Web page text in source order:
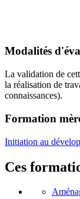
Modalités
La validation de
la réalisation de
connaissances).
Formation
Initiation au
Ces